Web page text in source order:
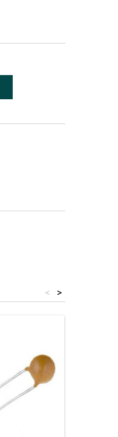
>
<